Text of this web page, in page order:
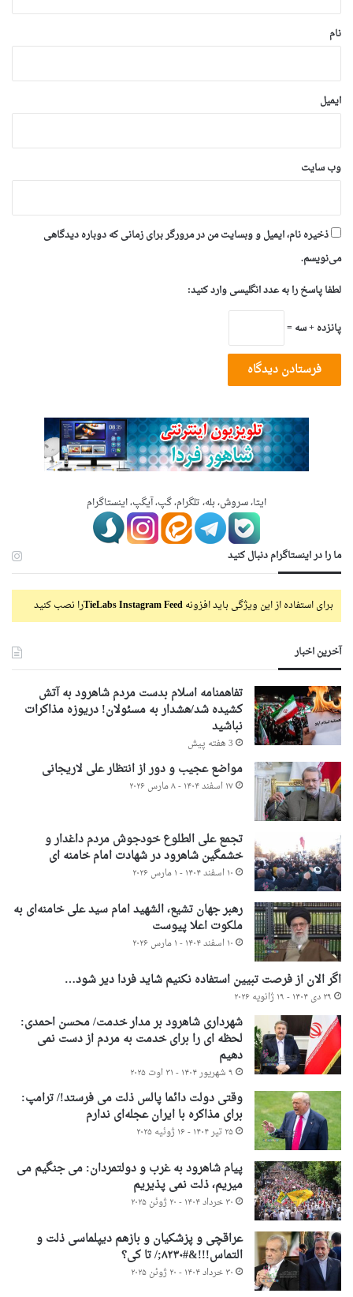
نام
ایمیل
وب‌ سایت
ذخیره نام، ایمیل و وبسایت من در مرورگر برای زمانی که دوباره دیدگاهی
می‌نویسم.
لطفا پاسخ را به عدد انگلیسی وارد کنید:
پانزده + سه =
ایتا، سروش، بله، تلگرام، گپ، آیگپ، اینستاگرام
ما را در اینستاگرام دنبال کنید
برای استفاده از این ویژگی باید افزونهTieLabs Instagram Feedرا نصب کنید
آخرین اخبار
تفاهمنامه اسلام بدست مردم شاهرود به آتش
کشیده شد/هشدار به مسئولان! دریوزه مذاکرات
نباشید
3 هفته پیش
مواضع عجیب و دور از انتظار علی لاریجانی
۱۷ اسفند ۱۴۰۴ - ۸ مارس ۲۰۲۶
تجمع علی الطلوع خودجوش مردم داغدار و
خشمگین شاهرود در شهادت امام خامنه ای
۱۰ اسفند ۱۴۰۴ - ۱ مارس ۲۰۲۶
رهبر جهان تشیع، الشهید امام سید علی خامنه‌ای به
ملکوت اعلا پیوست
۱۰ اسفند ۱۴۰۴ - ۱ مارس ۲۰۲۶
اگر الان از فرصت تبیین استفاده نکنیم شاید فردا دیر شود…
۲۹ دی ۱۴۰۴ - ۱۹ ژانویه ۲۰۲۶
شهرداری شاهرود بر مدار خدمت/ محسن احمدی:
لحظه ای را برای خدمت به مردم از دست نمی
دهیم
۹ شهریور ۱۴۰۴ - ۳۱ اوت ۲۰۲۵
وقتی دولت دائما پالس ذلت می فرستد!/ ترامپ:
برای مذاکره با ایران عجله‌ای ندارم
۲۵ تیر ۱۴۰۴ - ۱۶ ژوئیه ۲۰۲۵
پیام شاهرود به غرب و دولتمردان: می جنگیم می
میریم، ذلت نمی پذیریم
۳۰ خرداد ۱۴۰۴ - ۲۰ ژوئن ۲۰۲۵
عراقچی و پزشکیان و بازهم دیپلماسی ذلت و
التماس!!!&#۸۲۳۰;/ تا کی؟
۳۰ خرداد ۱۴۰۴ - ۲۰ ژوئن ۲۰۲۵